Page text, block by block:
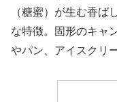
（糖蜜）が生む香ば
な特徴。固形のキャ
やパン、アイスクリ